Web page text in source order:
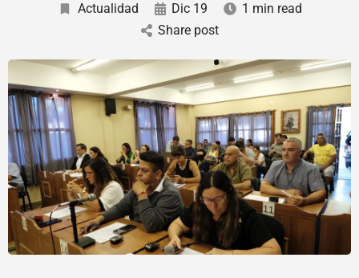
Actualidad Dic 19
1 min read
Share post